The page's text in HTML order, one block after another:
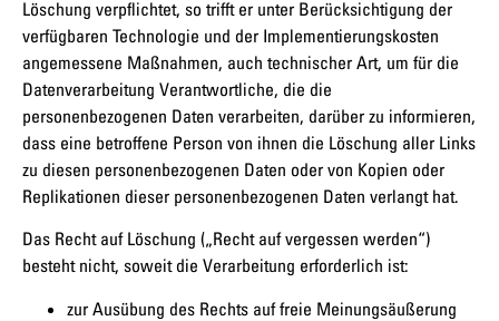
Löschung verpflichtet, so trifft er unter Berücksichtigung der
verfügbaren Technologie und der Implementierungskosten
angemessene Maßnahmen, auch technischer Art, um für die
Datenverarbeitung Verantwortliche, die die
personenbezogenen Daten verarbeiten, darüber zu informieren,
dass eine betroffene Person von ihnen die Löschung aller Links
zu diesen personenbezogenen Daten oder von Kopien oder
Replikationen dieser personenbezogenen Daten verlangt hat.
Das Recht auf Löschung („Recht auf vergessen werden“)
besteht nicht, soweit die Verarbeitung erforderlich ist:
zur Ausübung des Rechts auf freie Meinungsäußerung